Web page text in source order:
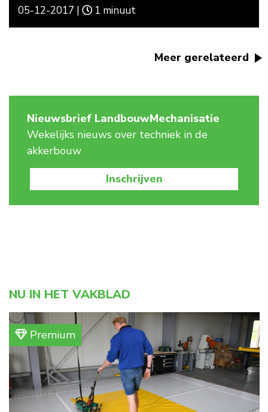
05-12-2017 | 1 minuut
Meer gerelateerd
Nieuwsbrief LandbouwMechanisatie
Wekelijks nieuws over techniek in de
akkerbouw
Inschrijven
NU IN HET VAKBLAD
Premium